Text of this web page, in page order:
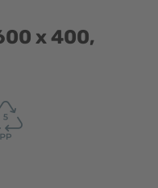
400,
x 400,